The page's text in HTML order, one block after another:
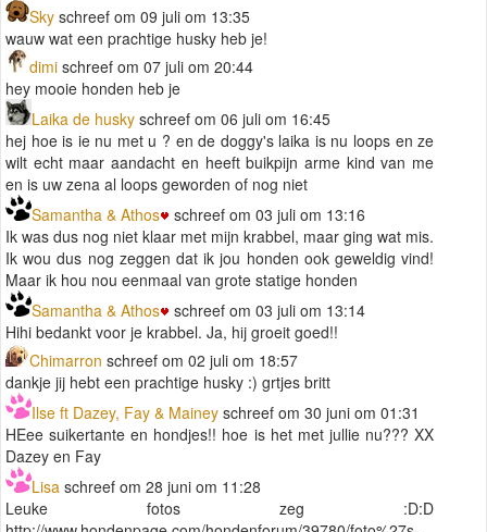
Sky schreef om 09 juli om 13:35
wauw wat een prachtige husky heb je!
dimi schreef om 07 juli om 20:44
hey mooie honden heb je
Laika de husky schreef om 06 juli om 16:45
hej hoe is ie nu met u ? en de doggy's laika is nu loops en ze
wilt echt maar aandacht en heeft buikpijn arme kind van me
en is uw zena al loops geworden of nog niet
Samantha & Athos
schreef om 03 juli om 13:16
Ik was dus nog niet klaar met mijn krabbel, maar ging wat mis.
Ik wou dus nog zeggen dat ik jou honden ook geweldig vind!
Maar ik hou nou eenmaal van grote statige honden
Samantha & Athos
schreef om 03 juli om 13:14
Hihi bedankt voor je krabbel. Ja, hij groeit goed!!
Chimarron schreef om 02 juli om 18:57
dankje jij hebt een prachtige husky :) grtjes britt
Ilse ft Dazey, Fay & Mainey schreef om 30 juni om 01:31
HEee suikertante en hondjes!! hoe is het met jullie nu??? XX
Dazey en Fay
Lisa schreef om 28 juni om 11:28
Leuke fotos zeg :D:D